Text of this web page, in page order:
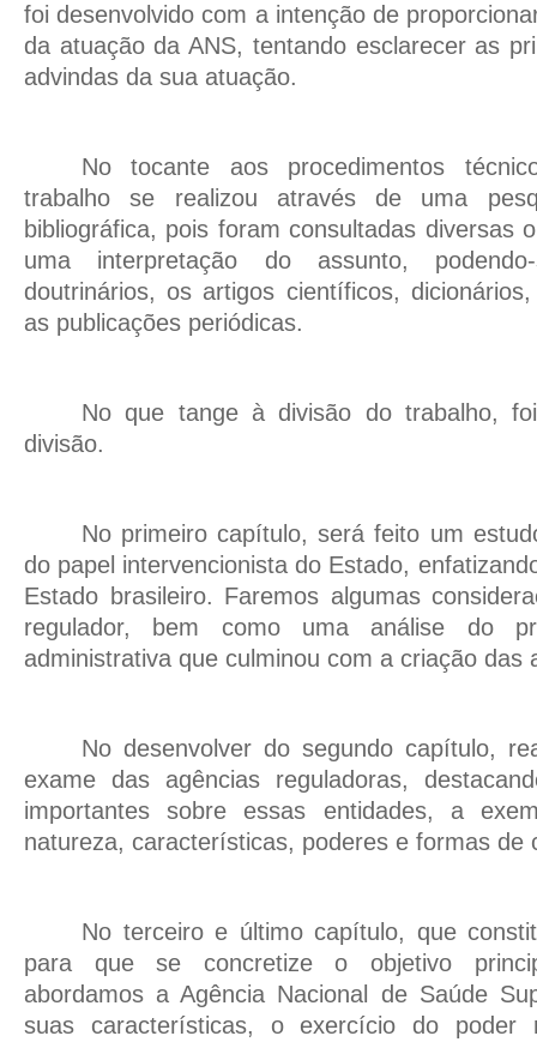
foi desenvolvido com a intenção de
da atuação da ANS, tentando esclarecer as
advindas da sua atuação.
No tocante aos procedimentos
trabalho se realizou através de uma
bibliográfica, pois foram consultadas diversas
uma interpretação do assunto,
doutrinários, os artigos científicos,
as publicações periódicas.
No que tange à divisão do trabalho,
divisão.
No primeiro capítulo, será feito um
do papel intervencionista do Estado,
Estado brasileiro. Faremos algumas
regulador, bem como uma análise do
administrativa que culminou com a criação das
No desenvolver do segundo capítulo,
exame das agências reguladoras,
importantes sobre essas entidades, a
natureza, características, poderes e formas de
No terceiro e último capítulo, que
para que se concretize o objetivo
abordamos a Agência Nacional de Saúde
suas características, o exercício do poder